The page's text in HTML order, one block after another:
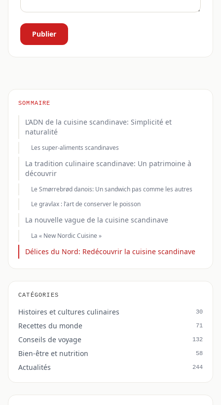
Publier
SOMMAIRE
L’ADN de la cuisine scandinave: Simplicité et
naturalité
Les super-aliments scandinaves
La tradition culinaire scandinave: Un patrimoine à
découvrir
Le Smørrebrød danois: Un sandwich pas comme les autres
Le gravlax : l’art de conserver le poisson
La nouvelle vague de la cuisine scandinave
La « New Nordic Cuisine »
Délices du Nord: Redécouvrir la cuisine scandinave
CATÉGORIES
Histoires et cultures culinaires 30
Recettes du monde 71
Conseils de voyage 132
Bien-être et nutrition 58
Actualités 244